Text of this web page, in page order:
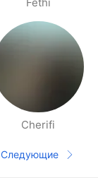
Cherifi
Следующая
Следующие